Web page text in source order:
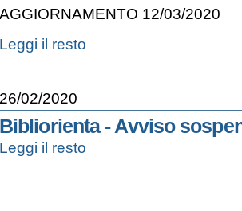
AGGIORNAMENTO 12/03/2020
Chiusura
Ateneo
marzo
University
closed
Leggi il resto
26/02/2020
Bibliorienta - Avviso
Bibliorienta
Leggi il resto